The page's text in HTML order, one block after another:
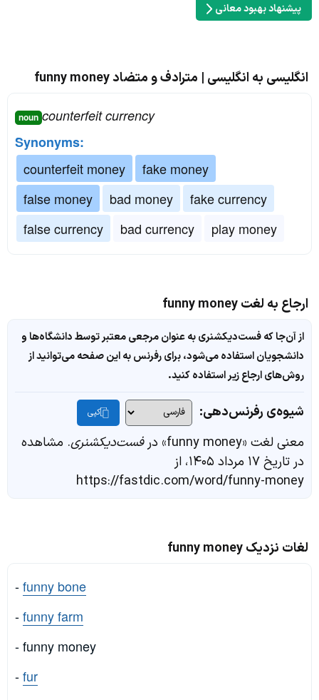
پیشنهاد بهبود معانی
انگلیسی به انگلیسی | مترادف و متضاد funny money
noun counterfeit currency
Synonyms:
counterfeit money
fake money
false money
bad money
fake currency
false currency
bad currency play money
ارجاع به لغت funny money
از آن‌جا که فست‌دیکشنری به عنوان مرجعی معتبر توسط دانشگاه‌ها و
دانشجویان استفاده می‌شود، برای رفرنس به این صفحه می‌توانید از
روش‌های ارجاع زیر استفاده کنید.
شیوه‌ی رفرنس‌دهی: کپی
معنی لغت «funny money» در فست‌دیکشنری. مشاهده
در تاریخ ۱۷ مرداد ۱۴۰۵، از
https://fastdic.com/word/funny-money
لغات نزدیک funny money
-funny bone
-funny farm
- funny money
-fur